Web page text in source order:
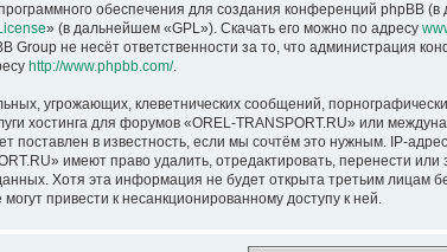
обеспечения для создания конференций phpBB
» (в дальнейшем «GPL»). Скачать его можно по адресу
Group не несёт ответственности за то, что администрация
http://www.phpbb.com/.
угрожающих, клеветнических сообщений,
хостинга для форумов «OREL-TRANSPORT.RU» или
поставлен в известность, если мы сочтём это нужным. IP-
имеют право удалить, отредактировать, перенести
Хотя эта информация не будет открыта третьим
привести к несанкционированному доступу к ней.